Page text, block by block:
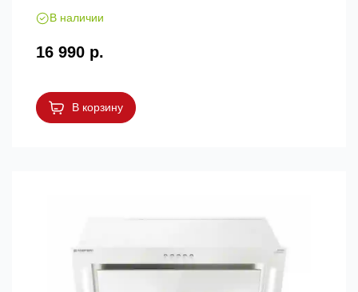
В наличии
16 990 р.
В корзину